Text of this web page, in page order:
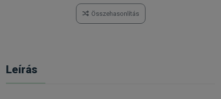
Összehasonlítás
Leírás